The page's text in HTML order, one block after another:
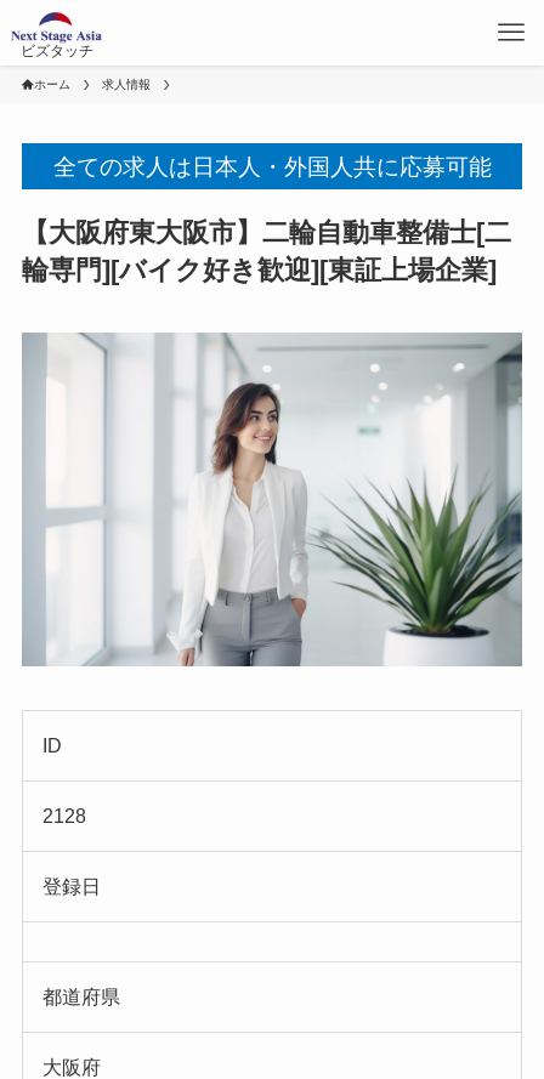
ビズタッチ
ホーム 求人情報
全ての求人は日本人・外国人共に応募可能
【大阪府東大阪市】二輪自動車整備士[二
輪専門][バイク好き歓迎][東証上場企業]
ID
2128
登録日
都道府県
大阪府